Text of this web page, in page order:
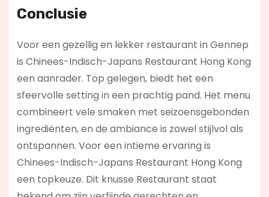
Conclusie
Voor een gezellig en lekker restaurant in Gennep
is Chinees-Indisch-Japans Restaurant Hong Kong
een aanrader. Top gelegen, biedt het een
sfeervolle setting in een prachtig pand. Het menu
combineert vele smaken met seizoensgebonden
ingrediënten, en de ambiance is zowel stijlvol als
ontspannen. Voor een intieme ervaring is
Chinees-Indisch-Japans Restaurant Hong Kong
een topkeuze. Dit knusse Restaurant staat